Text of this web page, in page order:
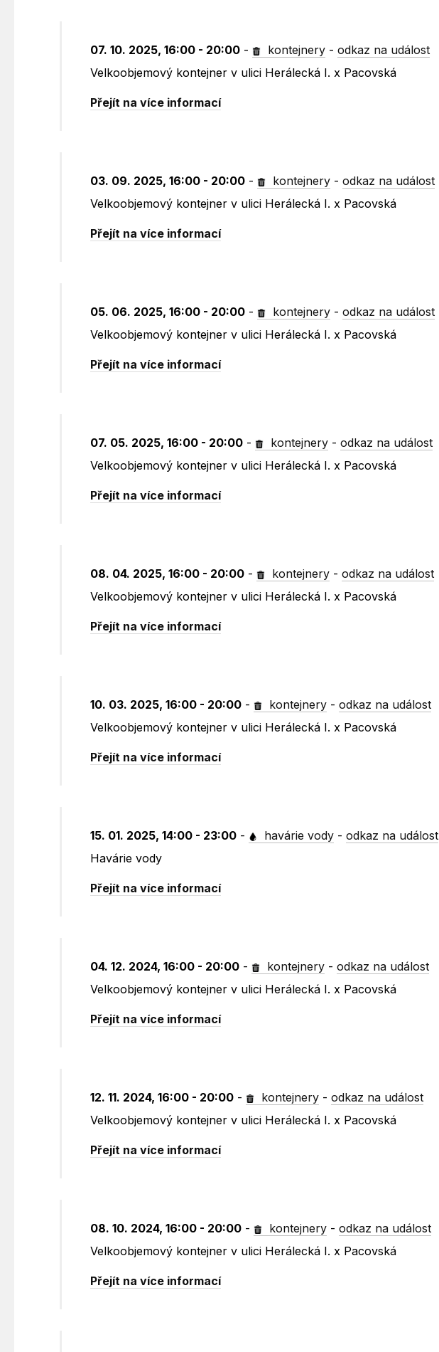
07. 10. 2025, 16:00 - 20:00 - kontejnery -odkaz na událost
Velkoobjemový kontejner v ulici Herálecká I. x Pacovská
Přejít na více informací
03. 09. 2025, 16:00 - 20:00 - kontejnery -odkaz na událost
Velkoobjemový kontejner v ulici Herálecká I. x Pacovská
Přejít na více informací
05. 06. 2025, 16:00 - 20:00 - kontejnery -odkaz na událost
Velkoobjemový kontejner v ulici Herálecká I. x Pacovská
Přejít na více informací
07. 05. 2025, 16:00 - 20:00 - kontejnery -odkaz na událost
Velkoobjemový kontejner v ulici Herálecká I. x Pacovská
Přejít na více informací
08. 04. 2025, 16:00 - 20:00 - kontejnery -odkaz na událost
Velkoobjemový kontejner v ulici Herálecká I. x Pacovská
Přejít na více informací
10. 03. 2025, 16:00 - 20:00 - kontejnery -odkaz na událost
Velkoobjemový kontejner v ulici Herálecká I. x Pacovská
Přejít na více informací
15. 01. 2025, 14:00 - 23:00 - havárie vody -odkaz na událost
Havárie vody
Přejít na více informací
04. 12. 2024, 16:00 - 20:00 - kontejnery -odkaz na událost
Velkoobjemový kontejner v ulici Herálecká I. x Pacovská
Přejít na více informací
12. 11. 2024, 16:00 - 20:00 - kontejnery -odkaz na událost
Velkoobjemový kontejner v ulici Herálecká I. x Pacovská
Přejít na více informací
08. 10. 2024, 16:00 - 20:00 - kontejnery -odkaz na událost
Velkoobjemový kontejner v ulici Herálecká I. x Pacovská
Přejít na více informací